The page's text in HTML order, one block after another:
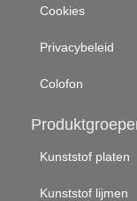
Cookies
Privacybeleid
Colofon
Kunststof platen
Kunststof lijmen